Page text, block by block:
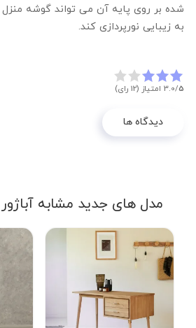
شده بر روی پایه آن می تواند گوشه منزل
به زیبایی نورپردازی کند.
3.0/5 امتیاز (12 رای)
دیدگاه ها
مدل های جدید مشابه